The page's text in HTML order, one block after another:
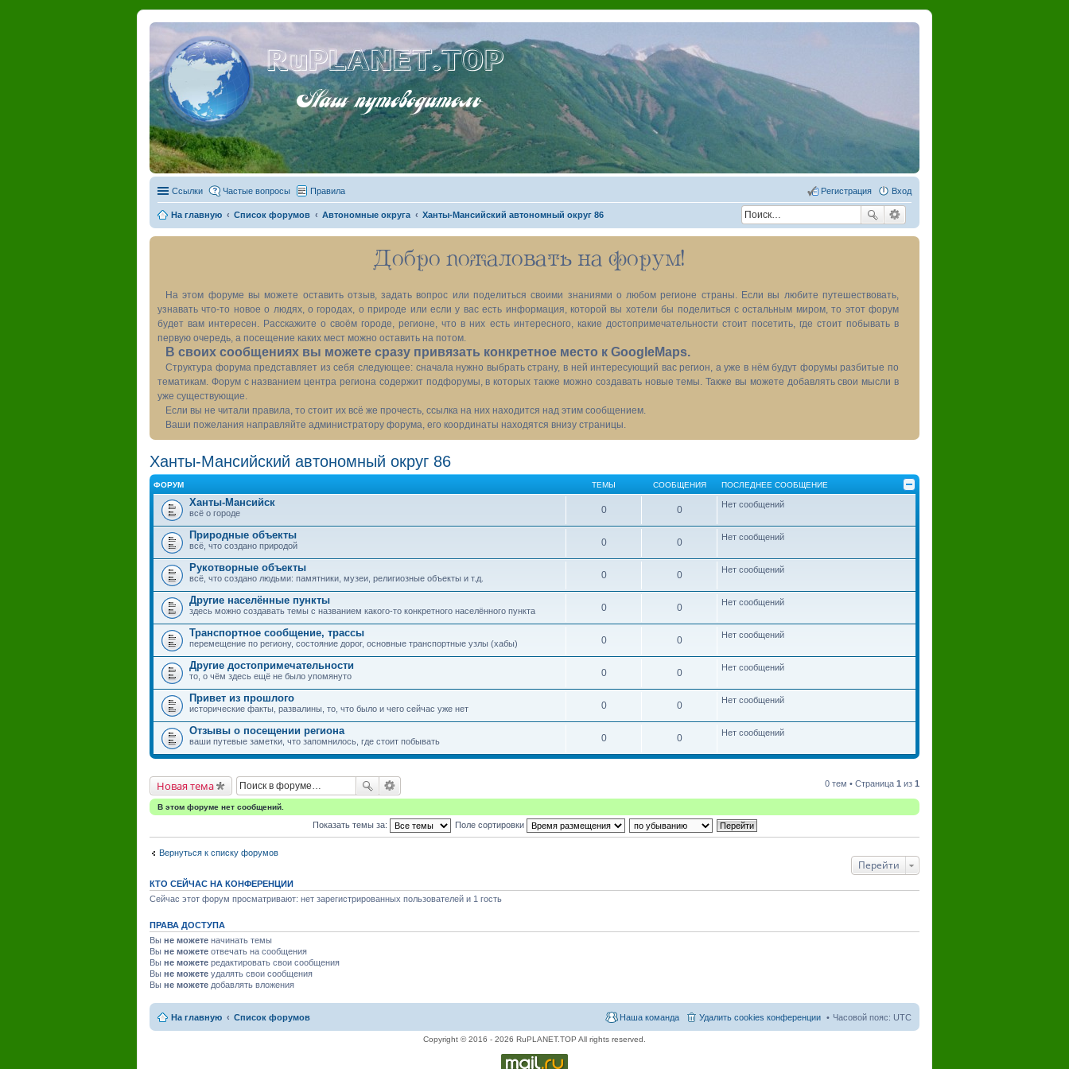
RuPLANET.TOP
Наш путеводитель
Ссылки Частые вопросы Правила Вход
Регистрация
На главную Список форумов Автономные округа Ханты-Мансийский автономный округ 86
Добро пожаловать на форум!
На этом форуме вы можете оставить отзыв, задать вопрос или поделиться своими знаниями о любом регионе страны. Если вы любите путешествовать,
узнавать что-то новое о людях, о городах, о природе или если у вас есть информация, которой вы хотели бы поделиться с остальным миром, то этот форум
будет вам интересен. Расскажите о своём городе, регионе, что в них есть интересного, какие достопримечательности стоит посетить, где стоит побывать в
первую очередь, а посещение каких мест можно оставить на потом.
В своих сообщениях вы можете сразу привязать конкретное место к GoogleMaps.
Структура форума представляет из себя следующее: сначала нужно выбрать страну, в ней интересующий вас регион, а уже в нём будут форумы разбитые по
тематикам. Форум с названием центра региона содержит подфорумы, в которых также можно создавать новые темы. Также вы можете добавлять свои мысли в
уже существующие.
Если вы не читали правила, то стоит их всё же прочесть, ссылка на них находится над этим сообщением.
Ваши пожелания направляйте администратору форума, его координаты находятся внизу страницы.
Ханты-Мансийский автономный округ 86
ФОРУМ ТЕМЫ СООБЩЕНИЯ ПОСЛЕДНЕЕ СООБЩЕНИЕ
Ханты-Мансийск
всё о городе 0 0 Нет сообщений
Природные объекты
всё, что создано природой 0 0 Нет сообщений
Рукотворные объекты
всё, что создано людьми: памятники, музеи, религиозные объекты и т.д. 0 0 Нет сообщений
Другие населённые пункты
здесь можно создавать темы с названием какого-то конкретного населённого пункта 0 0 Нет сообщений
Транспортное сообщение, трассы
перемещение по региону, состояние дорог, основные транспортные узлы (хабы) 0 0 Нет сообщений
Другие достопримечательности
то, о чём здесь ещё не было упомянуто 0 0 Нет сообщений
Привет из прошлого
исторические факты, развалины, то, что было и чего сейчас уже нет 0 0 Нет сообщений
Отзывы о посещении региона
ваши путевые заметки, что запомнилось, где стоит побывать 0 0 Нет сообщений
Новая тема 0 тем • Страница 1 из 1
В этом форуме нет сообщений.
Показать темы за: Поле сортировки
Вернуться к списку форумов
Перейти
КТО СЕЙЧАС НА КОНФЕРЕНЦИИ
Сейчас этот форум просматривают: нет зарегистрированных пользователей и 1 гость
ПРАВА ДОСТУПА
Вы не можете начинать темы
Вы не можете отвечать на сообщения
Вы не можете редактировать свои сообщения
Вы не можете удалять свои сообщения
Вы не можете добавлять вложения
На главную Список форумов Часовой пояс: UTC
Удалить cookies конференции
Наша команда
Copyright © 2016 - 2026 RuPLANET.TOP All rights reserved.